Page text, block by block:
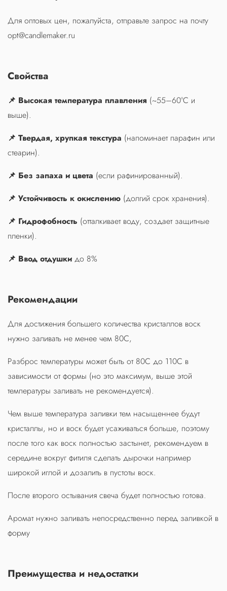
Для оптовых цен, пожалуйста, отправьте запрос на почту
opt@candlemaker.ru
Свойства
📌 Высокая температура плавления (~55–60°C и
выше).
📌 Твердая, хрупкая текстура (напоминает парафин или
стеарин).
📌 Без запаха и цвета (если рафинированный).
📌 Устойчивость к окислению (долгий срок хранения).
📌 Гидрофобность (отталкивает воду, создает защитные
пленки).
📌 Ввод отдушки до 8%
Рекомендации
Для достижения большего количества кристаллов воск
нужно заливать не менее чем 80С,
Разброс температуры может быть от 80С до 110С в
зависимости от формы (но это максимум, выше этой
температуры заливать не рекомендуется).
Чем выше температура заливки тем насыщеннее будут
кристаллы, но и воск будет усаживаться больше, поэтому
после того как воск полностью застынет, рекомендуем в
середине вокруг фитиля сделать дырочки например
широкой иглой и дозалить в пустоты воск.
После второго остывания свеча будет полностью готова.
Аромат нужно заливать непосредственно перед заливкой в
форму
Преимущества и недостатки